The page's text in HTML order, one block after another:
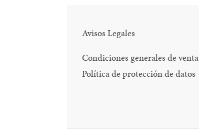
Avisos Legales
Condiciones generales de venta
Política de protección de datos